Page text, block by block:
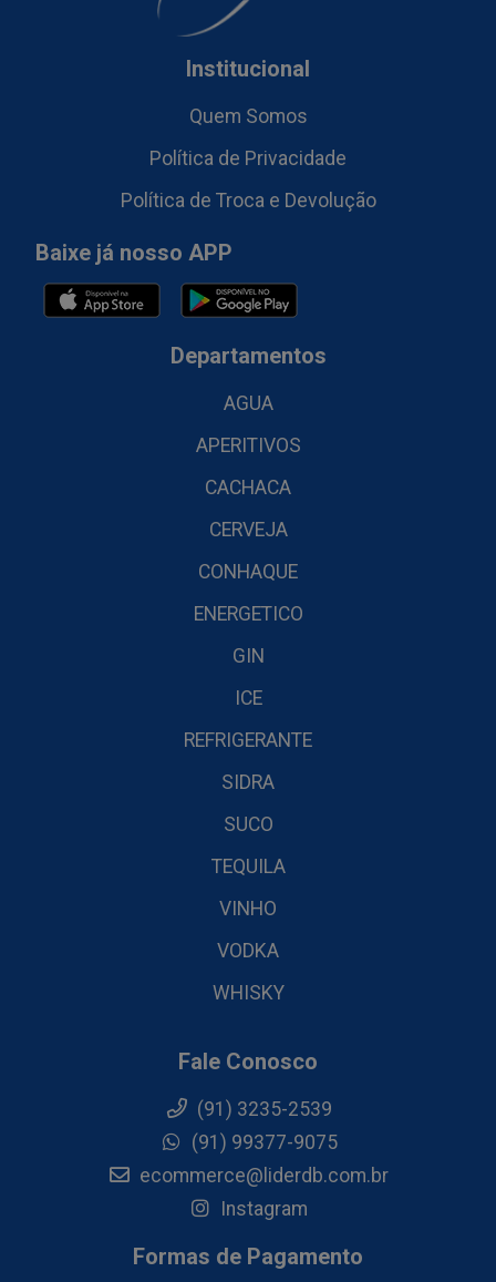
Institucional
Quem Somos
Política de Privacidade
Política de Troca e Devolução
Baixe já nosso APP
Departamentos
AGUA
APERITIVOS
CACHACA
CERVEJA
CONHAQUE
ENERGETICO
GIN
ICE
REFRIGERANTE
SIDRA
SUCO
TEQUILA
VINHO
VODKA
WHISKY
Fale Conosco
(91) 3235-2539
(91) 99377-9075
ecommerce@liderdb.com.br
Instagram
Formas de Pagamento